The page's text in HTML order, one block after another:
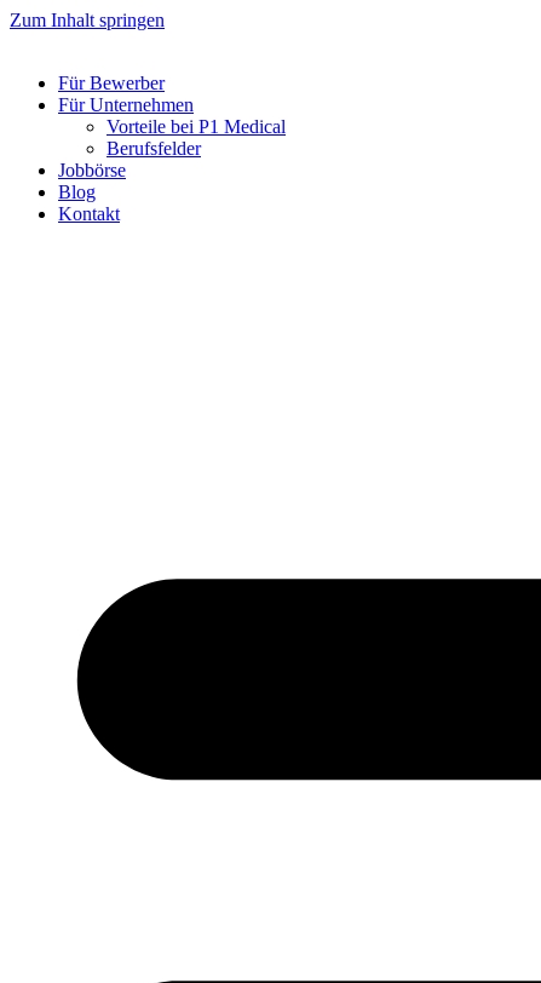
Zum Inhalt springen
Für Bewerber
Für Unternehmen
Vorteile bei P1 Medical
Berufsfelder
Jobbörse
Blog
Kontakt